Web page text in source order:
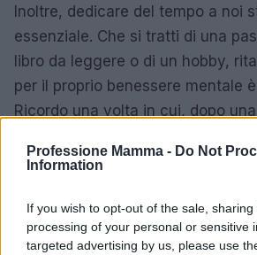
Professione Mamma - Do Not
Information
If you wish to opt-out of the sale,
processing of your personal or sensitive
targeted advertising by us, please use
Inoltre, dedicare del tempo a noi
essenziale. Che si tratti di una
libro da leggere o di un hobby,
per il proprio benessere mentale
Ricordo una volta in cui, dopo
particolarmente intensa, ho
una serata per me. È stata una
buona madre, prima devo essere
soddisfatta con me stessa.